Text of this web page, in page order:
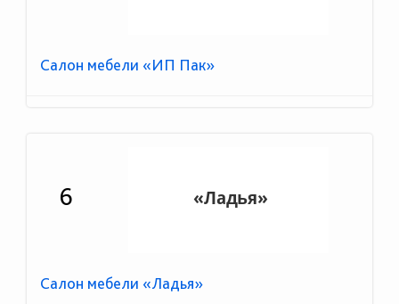
Салон мебели «ИП Пак»
6
Салон мебели «Ладья»